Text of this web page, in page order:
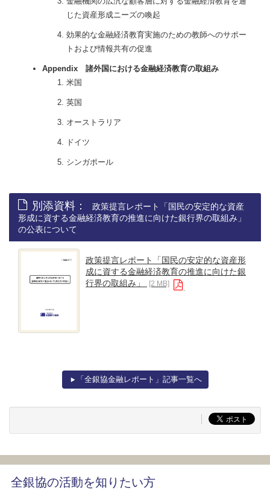
じた資産形成ニーズの喚起
効果的な金融経済教育実施のための教師へのサポー
トおよび情報共有の促進
Appendix 諸外国における金融経済教育の取組み
米国
英国
オーストラリア
ドイツ
シンガポール
別添資料：
政策提言レポート「国民の安定的な資産
形成に資する金融経済教育の推進に向けた銀行界の取組み」
の公表について
政策提言レポート「国民の安定的な資産形
成に資する金融経済教育の推進に向けた銀
行界の取組み」
[2 MB]
「全銀協金融レポート」記事一覧へ
全銀協の活動を知りたい方